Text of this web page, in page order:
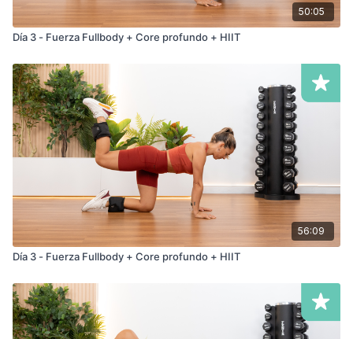
50:05
Día 3 - Fuerza Fullbody + Core profundo + HIIT
56:09
Día 3 - Fuerza Fullbody + Core profundo + HIIT